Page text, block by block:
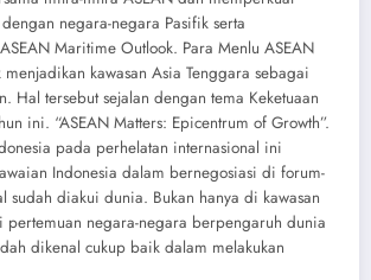
negara-negara Pasifik serta
Maritime Outlook. Para Menlu ASEAN
menjadikan kawasan Asia Tenggara sebagai
Hal tersebut sejalan dengan tema Keketuaan
ini. “ASEAN Matters: Epicentrum of Growth”.
pada perhelatan internasional ini
Indonesia dalam bernegosiasi di forum-
sudah diakui dunia. Bukan hanya di kawasan
pertemuan negara-negara berpengaruh dunia
dikenal cukup baik dalam melakukan